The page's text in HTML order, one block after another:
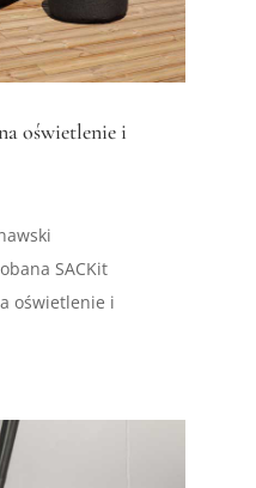
oświetlenie i
SACKit
oświetlenie i